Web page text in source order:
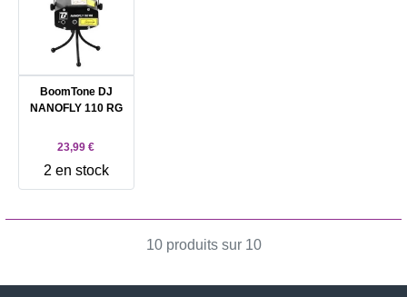
BoomTone DJ
NANOFLY 110 RG
23,99 €
2 en stock
10 produits sur 10